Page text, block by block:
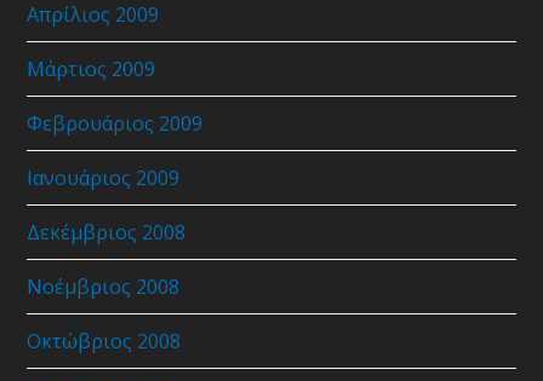
Απρίλιος 2009
Μάρτιος 2009
Φεβρουάριος 2009
Ιανουάριος 2009
Δεκέμβριος 2008
Νοέμβριος 2008
Οκτώβριος 2008